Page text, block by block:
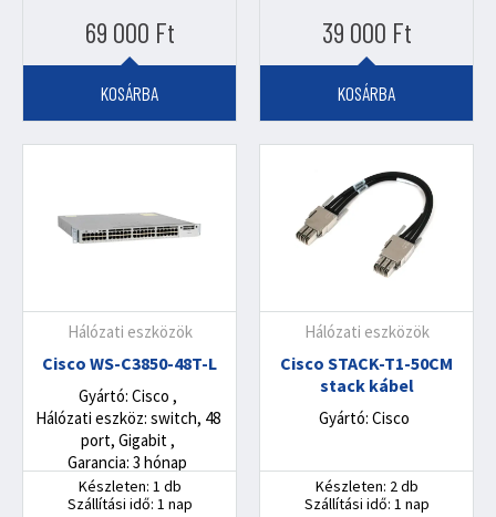
69 000 Ft
KOSÁRBA
39 000 Ft
KOSÁRBA
Hálózati eszközök
Cisco WS-C3850-48T-L
Gyártó: Cisco
Hálózati eszköz: switch, 48
port, Gigabit
Garancia: 3 hónap
Készleten: 1 db
Szállítási idő: 1 nap
Hálózati eszközök
Cisco STACK-T1-50CM
stack kábel
Gyártó: Cisco
Készleten: 2 db
Szállítási idő: 1 nap